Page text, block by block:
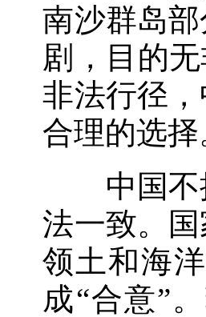
南沙群岛
剧，目的
非法行径
合理的选择
中国不接
法一致。
领土和海
成“合意”